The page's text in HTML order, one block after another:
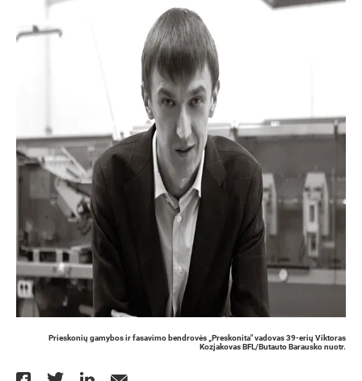
Prieskonių gamybos ir fasavimo bendrovės „Preskonita" vadovas 39-erių Viktoras
Kozjakovas BFL/Butauto Barausko nuotr.